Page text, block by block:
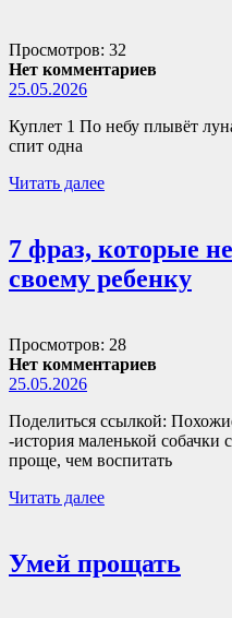
Просмотров: 32
Нет комментариев
25.05.2026
Куплет 1 По небу плывёт
спит одна
Читать далее
7 фраз, которые
своему ребенку
Просмотров: 28
Нет комментариев
25.05.2026
Поделиться ссылкой:
-история маленькой
проще, чем воспитать
Читать далее
Умей прощать